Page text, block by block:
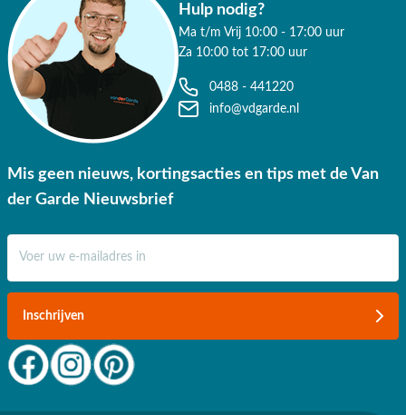
Hulp nodig?
Ma t/m Vrij 10:00 - 17:00 uur
Za 10:00 tot 17:00 uur
0488 - 441220
info@vdgarde.nl
Mis geen nieuws, kortingsacties en tips met de Van
der Garde Nieuwsbrief
Inschrijven